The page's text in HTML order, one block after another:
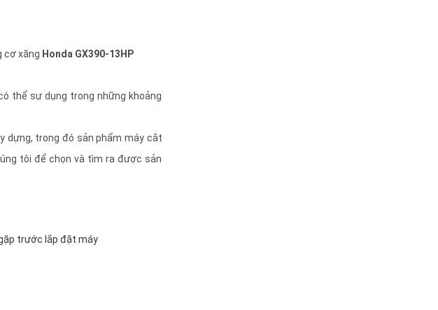
cơ xăng Honda GX390-13HP
thể sự dụng trong những khoảng
dựng, trong đó sản phẩm máy cắt
tôi để chọn và tìm ra được sản
trước lắp đặt máy